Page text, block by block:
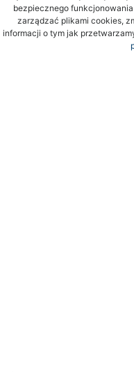
bezpiecznego
zarządzać plikami cookies,
informacji o tym jak